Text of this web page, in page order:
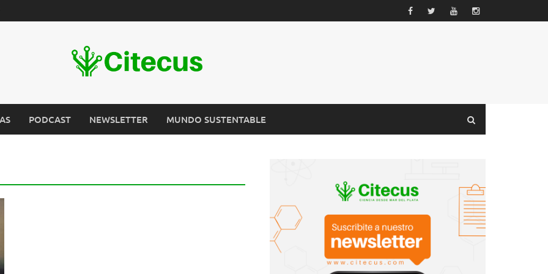
PODCAST NEWSLETTER MUNDO SUSTENTABLE